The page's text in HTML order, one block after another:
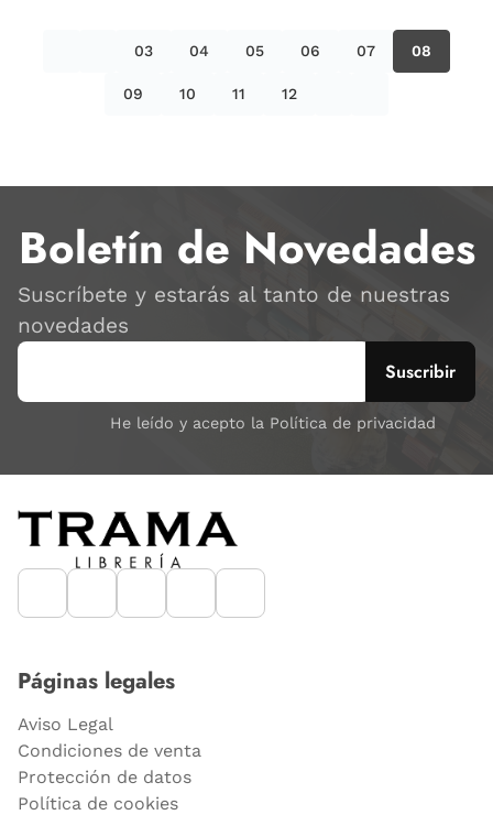
03 04 05 06 07 08
09 10 11 12
Boletín de Novedades
Suscríbete y estarás al tanto de nuestras
novedades
He leído y acepto la Política de privacidad
Páginas legales
Aviso Legal
Condiciones de venta
Protección de datos
Política de cookies